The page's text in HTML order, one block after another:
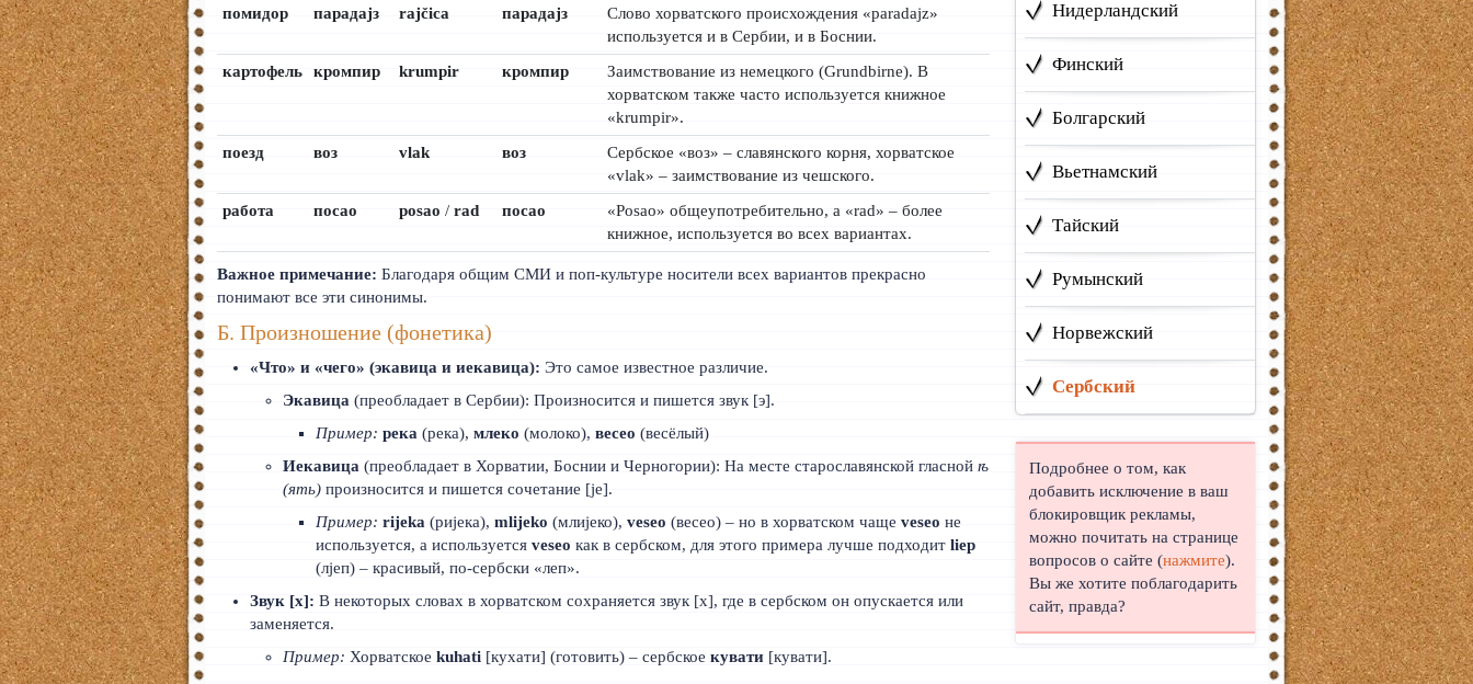
помидор
парадајз rajčica парадајз
Слово хорватского происхождения «paradajz»
используется и в Сербии, и в Боснии.
картофель
кромпир krumpir кромпир
Заимствование из немецкого (Grundbirne). В
хорватском также часто используется книжное
«krumpir».
поезд
воз vlak воз
Сербское «воз» – славянского корня, хорватское
«vlak» – заимствование из чешского.
работа
посао posao /rad посао
«Posao» общеупотребительно, а «rad» – более
книжное, используется во всех вариантах.
Важное примечание: Благодаря общим СМИ и поп-культуре носители всех вариантов прекрасно
понимают все эти синонимы.
Б. Произношение (фонетика)
«Что» и «чего» (экавица и иекавица): Это самое известное различие.
Экавица (преобладает в Сербии): Произносится и пишется звук [э].
Пример: река (река),млеко (молоко),весео (весёлый)
Иекавица (преобладает в Хорватии, Боснии и Черногории): На месте старославянской гласнойѣ
(ять) произносится и пишется сочетание [је].
Пример: rijeka (ријека),mlijeko (млијеко),veseo (весео) – но в хорватском чащеveseo не
используется, а используетсяveseo как в сербском, для этого примера лучше подходитliep
(лjеп) – красивый, по-сербски «леп».
Звук [х]: В некоторых словах в хорватском сохраняется звук [х], где в сербском он опускается или
заменяется.
Пример: Хорватскоеkuhati [кухати] (готовить) – сербскоекувати [кувати].
Нидерландский
Финский
Болгарский
Вьетнамский
Тайский
Румынский
Норвежский
Сербский
Подробнее о том, как
добавить исключение в ваш
блокировщик рекламы,
можно почитать на странице
вопросов о сайте (нажмите).
Вы же хотите поблагодарить
сайт, правда?